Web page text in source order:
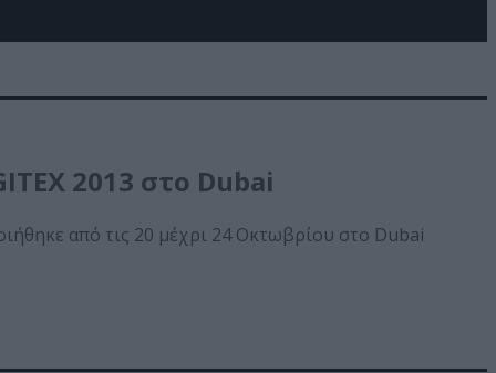
2013 στο Dubai
από τις 20 μέχρι 24 Οκτωβρίου στο Dubai